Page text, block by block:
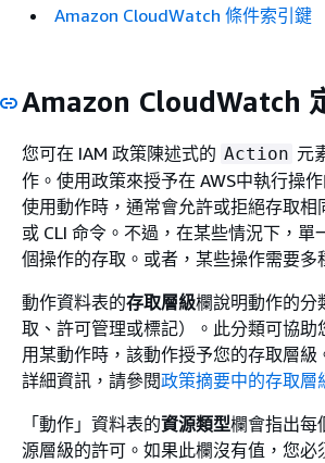
Amazon CloudWatch 條件索引鍵
Amazon CloudWatch
您可在 IAM 政策陳述式的 Action 元
作。使用政策來授予在 AWS中執行操
使用動作時，通常會允許或拒絕存取相
或 CLI 命令。不過，在某些情況下，單
個操作的存取。或者，某些操作需要多
動作資料表的存取層級欄說明動作的分
取、許可管理或標記）。此分類可協助
用某動作時，該動作授予您的存取層級
詳細資訊，請參閱政策摘要中的存取層
「動作」資料表的資源類型欄會指出每
源層級的許可。如果此欄沒有值，您必